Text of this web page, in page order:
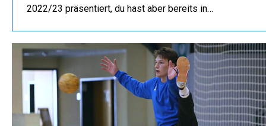
2022/23 präsentiert, du hast aber bereits in…